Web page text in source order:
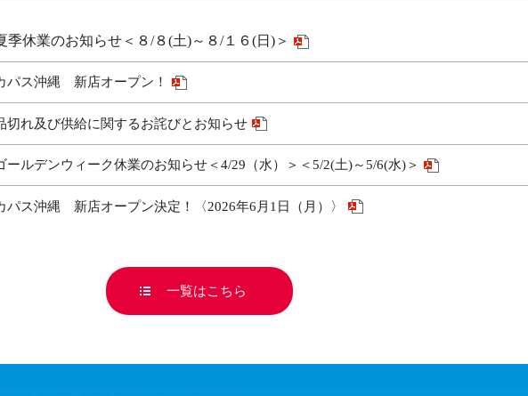
季休業のお知らせ＜８/８(土)～８/１６(日)＞
パス沖縄 新店オープン！
切れ及び供給に関するお詫びとお知らせ
ールデンウィーク休業のお知らせ＜4/29（水）＞＜5/2(土)～5/6(水)＞
パス沖縄 新店オープン決定！〈2026年6月1日（月）〉
一覧はこちら